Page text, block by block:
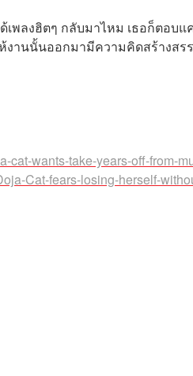
งฮิตๆ กลับมาไหม เธอก็ตอบแค่
งานนั้นออกมามีความคิดสร้างสร
cat-wants-take-years-off-from-
Cat-fears-losing-herself-